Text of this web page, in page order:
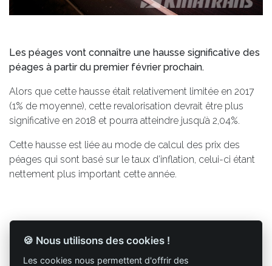
Les péages vont connaître une hausse significative des
péages à partir du premier février prochain.
Alors que cette hausse était relativement limitée en 2017
(1% de moyenne), cette revalorisation devrait être plus
significative en 2018 et pourra atteindre jusqu’à 2,04%.
Cette hausse est liée au mode de calcul des prix des
péages qui sont basé sur le taux d’inflation, celui-ci étant
nettement plus important cette année.
🍪 Nous utilisons des cookies !
Les cookies nous permettent d'offrir des